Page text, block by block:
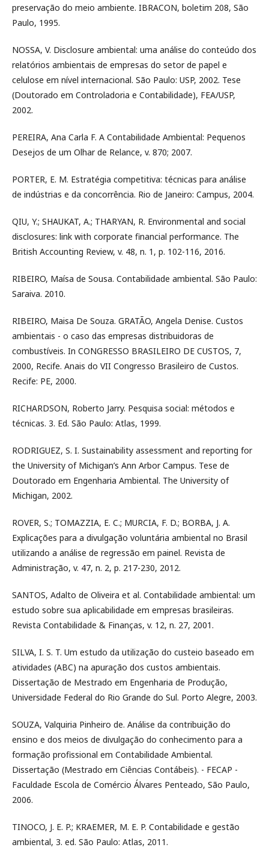
preservação do meio ambiente. IBRACON, boletim 208, São
Paulo, 1995.
NOSSA, V. Disclosure ambiental: uma análise do conteúdo dos
relatórios ambientais de empresas do setor de papel e
celulose em nível internacional. São Paulo: USP, 2002. Tese
(Doutorado em Controladoria e Contabilidade), FEA/USP,
2002.
PEREIRA, Ana Carla F. A Contabilidade Ambiental: Pequenos
Desejos de um Olhar de Relance, v. 870; 2007.
PORTER, E. M. Estratégia competitiva: técnicas para análise
de indústrias e da concorrência. Rio de Janeiro: Campus, 2004.
QIU, Y.; SHAUKAT, A.; THARYAN, R. Environmental and social
disclosures: link with corporate financial performance. The
British Accounting Review, v. 48, n. 1, p. 102-116, 2016.
RIBEIRO, Maísa de Sousa. Contabilidade ambiental. São Paulo:
Saraiva. 2010.
RIBEIRO, Maisa De Souza. GRATÃO, Angela Denise. Custos
ambientais - o caso das empresas distribuidoras de
combustíveis. In CONGRESSO BRASILEIRO DE CUSTOS, 7,
2000, Recife. Anais do VII Congresso Brasileiro de Custos.
Recife: PE, 2000.
RICHARDSON, Roberto Jarry. Pesquisa social: métodos e
técnicas. 3. Ed. São Paulo: Atlas, 1999.
RODRIGUEZ, S. I. Sustainability assessment and reporting for
the University of Michigan’s Ann Arbor Campus. Tese de
Doutorado em Engenharia Ambiental. The University of
Michigan, 2002.
ROVER, S.; TOMAZZIA, E. C.; MURCIA, F. D.; BORBA, J. A.
Explicações para a divulgação voluntária ambiental no Brasil
utilizando a análise de regressão em painel. Revista de
Administração, v. 47, n. 2, p. 217-230, 2012.
SANTOS, Adalto de Oliveira et al. Contabilidade ambiental: um
estudo sobre sua aplicabilidade em empresas brasileiras.
Revista Contabilidade & Finanças, v. 12, n. 27, 2001.
SILVA, I. S. T. Um estudo da utilização do custeio baseado em
atividades (ABC) na apuração dos custos ambientais.
Dissertação de Mestrado em Engenharia de Produção,
Universidade Federal do Rio Grande do Sul. Porto Alegre, 2003.
SOUZA, Valquiria Pinheiro de. Análise da contribuição do
ensino e dos meios de divulgação do conhecimento para a
formação profissional em Contabilidade Ambiental.
Dissertação (Mestrado em Ciências Contábeis). - FECAP -
Faculdade Escola de Comércio Álvares Penteado, São Paulo,
2006.
TINOCO, J. E. P.; KRAEMER, M. E. P. Contabilidade e gestão
ambiental, 3. ed. São Paulo: Atlas, 2011.